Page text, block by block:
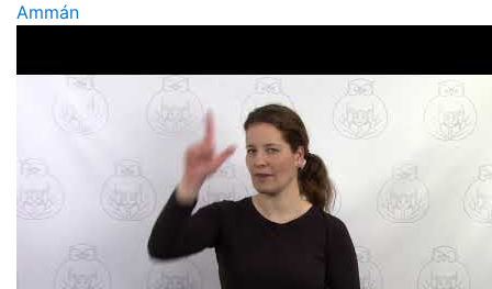
Ammán